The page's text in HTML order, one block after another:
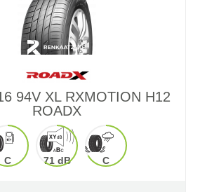
94V XL RXMOTION H12
ROADX
C 71 dB C